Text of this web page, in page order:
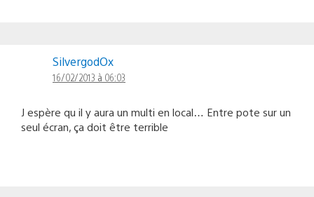
SilvergodOx
16/02/2013 à 06:03
J espère qu il y aura un multi en local… Entre pote sur un
seul écran, ça doit être terrible